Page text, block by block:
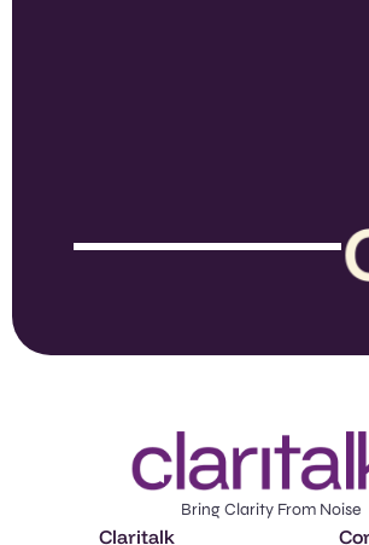
Bring Clarity From Noise
Claritalk